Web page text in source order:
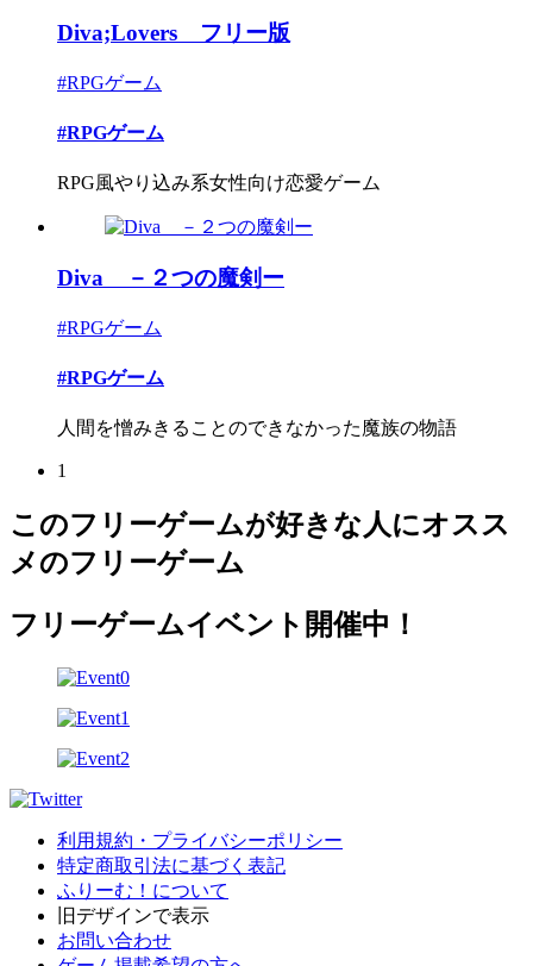
Diva;Lovers フリー版
#RPGゲーム
#RPGゲーム
RPG風やり込み系女性向け恋愛ゲーム
Diva －２つの魔剣ー
#RPGゲーム
#RPGゲーム
人間を憎みきることのできなかった魔族の物語
1
このフリーゲームが好きな人にオスス
メのフリーゲーム
フリーゲームイベント開催中！
利用規約・プライバシーポリシー
特定商取引法に基づく表記
ふりーむ！について
旧デザインで表示
お問い合わせ